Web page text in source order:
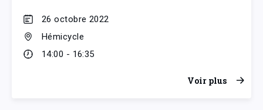
26 octobre 2022
Hémicycle
14:00 - 16:35
Voir plus